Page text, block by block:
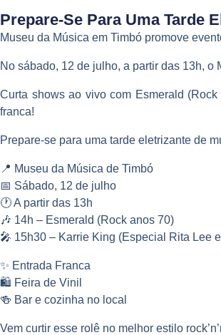
Prepare-Se Para Uma Tarde
Museu da Música em Timbó promove
No sábado, 12 de julho, a partir das 13h,
Curta shows ao vivo com Esmerald
franca!
Prepare-se para uma tarde eletrizante de
📍 Museu da Música de Timbó
📅 Sábado, 12 de julho
🕐 A partir das 13h
🎶 14h – Esmerald (Rock anos 70)
🎤 15h30 – Karrie King (Especial Rita Lee
✨ Entrada Franca
🛍 Feira de Vinil
🍻 Bar e cozinha no local
Vem curtir esse rolê no melhor estilo